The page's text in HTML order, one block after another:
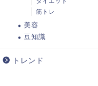
筋トレ
美容
豆知識
トレンド